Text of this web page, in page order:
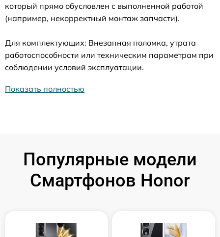
который прямо обусловлен с выполненной работой
(например, некорректный монтаж запчасти).
Для комплектующих: Внезапная поломка, утрата
работоспособности или техническим параметрам при
соблюдении условий эксплуатации.
Показать полностью
Популярные модели
Смартфонов Honor